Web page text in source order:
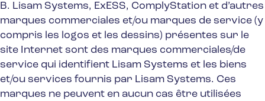
B. Lisam Systems, ExESS, ComplyStation et d’autres
marques commerciales et/ou marques de service (y
compris les logos et les dessins) présentes sur le
site Internet sont des marques commerciales/de
service qui identifient Lisam Systems et les biens
et/ou services fournis par Lisam Systems. Ces
marques ne peuvent en aucun cas être utilisées